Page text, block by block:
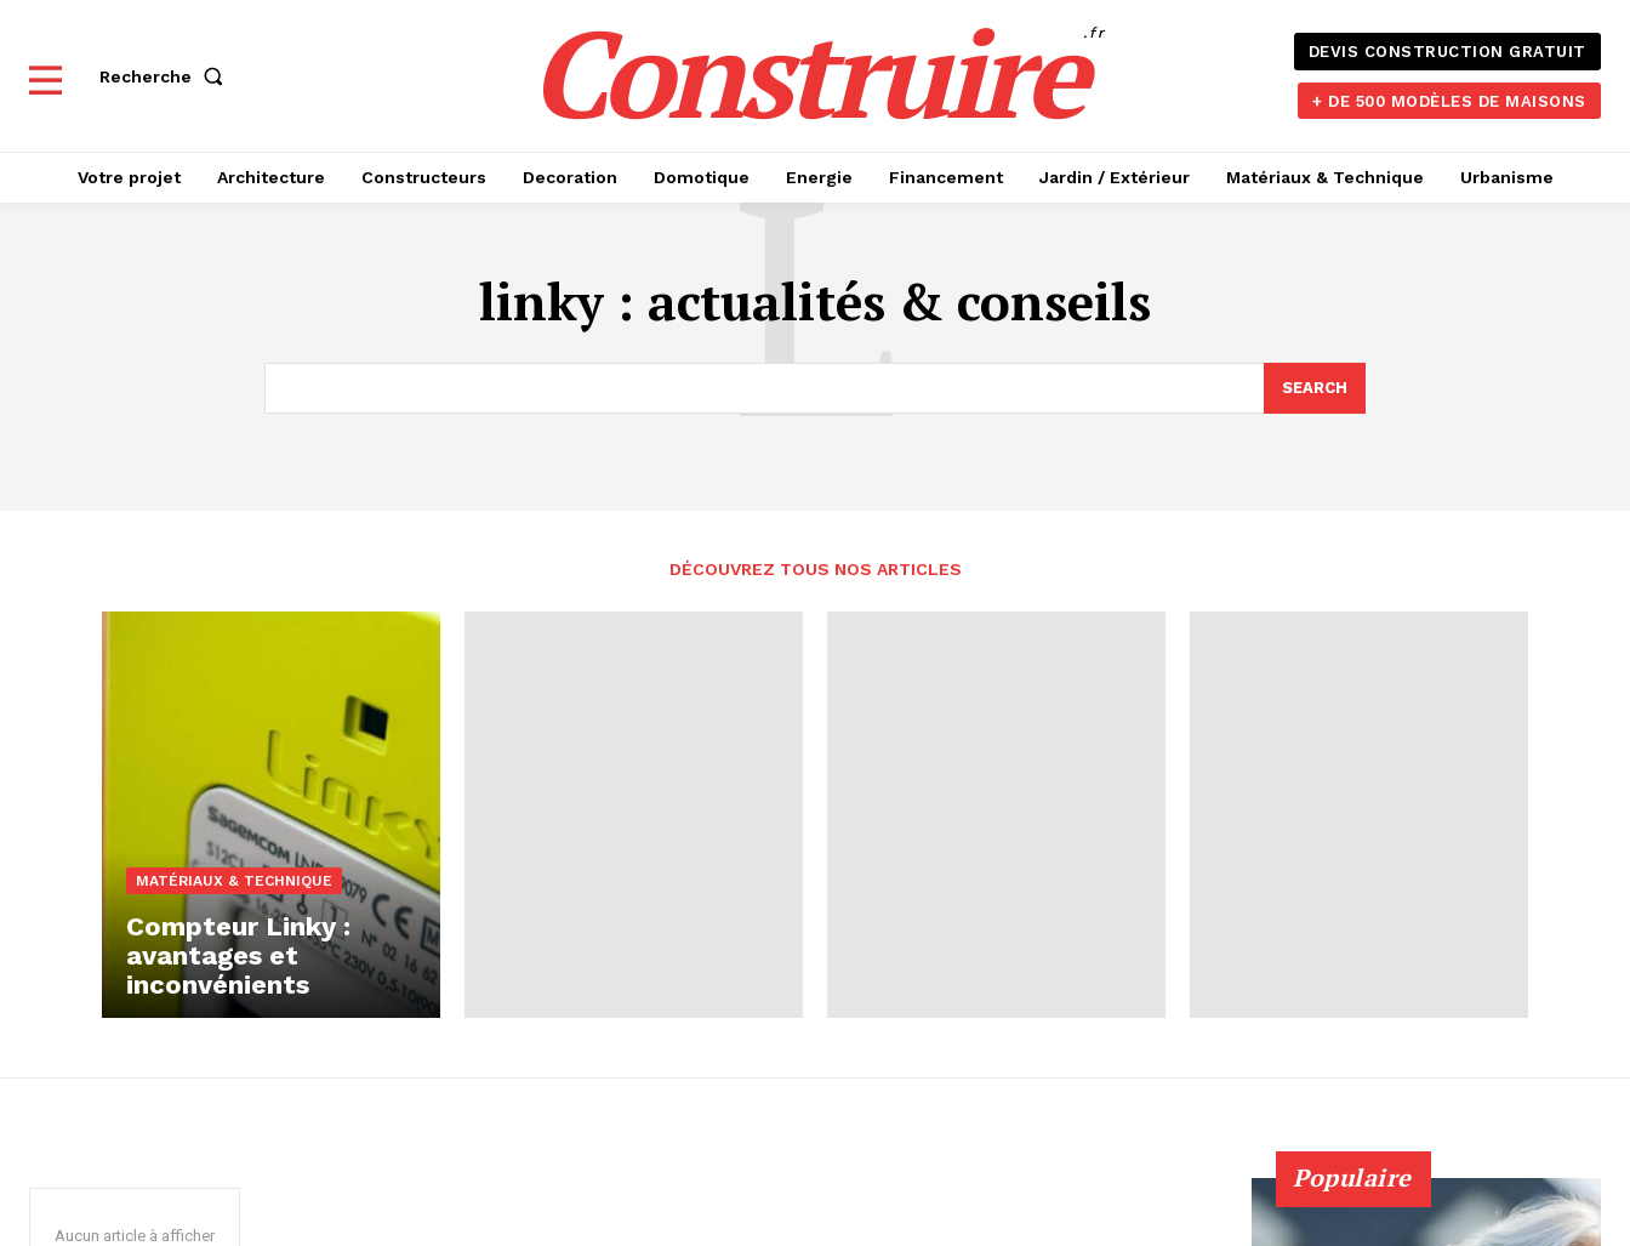
Recherche Construire.fr
DEVIS CONSTRUCTION GRATUIT
+ DE 500 MODÈLES DE MAISONS
Votre projet Architecture Constructeurs Decoration Domotique Energie Financement Jardin / Extérieur Matériaux & Technique Urbanisme
linky L
: actualités & conseils
SEARCH
DÉCOUVREZ TOUS NOS ARTICLES
MATÉRIAUX & TECHNIQUE
Compteur Linky :
avantages et
inconvénients
Aucun article à afficher
Populaire